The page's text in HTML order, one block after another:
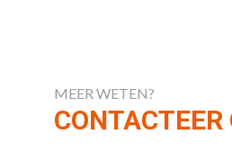
MEER WETEN?
CONTACTEER